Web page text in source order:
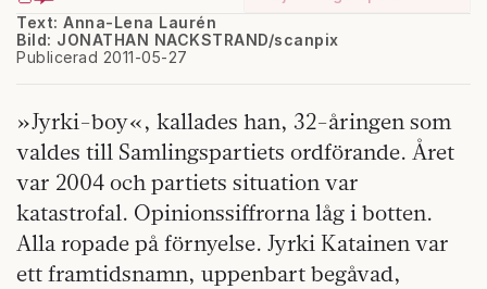
Text: Anna-Lena Laurén
Publicerad 2011-05-27
Bild: JONATHAN NACKSTRAND/scanpix
»Jyrki-boy«, kallades han, 32-åringen som
valdes till Samlingspartiets ordförande. Året
var 2004 och partiets situation var
katastrofal. Opinionssiffrorna låg i botten.
Alla ropade på förnyelse. Jyrki Katainen var
ett framtidsnamn, uppenbart begåvad,